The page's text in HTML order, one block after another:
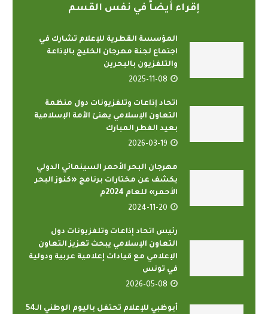
إقراء أيضاً في نفس القسم
المؤسسة القطرية للإعلام تشارك في
اجتماع لجنة مهرجان الخليج بالإذاعة
والتلفزيون بالبحرين
2025-11-08
اتحاد إذاعات وتلفزيونات دول منظمة
التعاون الإسلامي يهنئ الأمة الإسلامية
بعيد الفطر المبارك
2026-03-19
مهرجان البحر الأحمر السينمائي الدولي
يكشف عن مختارات برنامج «كنوز البحر
الأحمر» للعام 2024م
2024-11-20
رئيس اتحاد إذاعات وتلفزيونات دول
التعاون الإسلامي يبحث تعزيز التعاون
الإعلامي مع قيادات إعلامية عربية ودولية
في تونس
2026-05-08
أبوظبي للإعلام تحتفل باليوم الوطني الـ54